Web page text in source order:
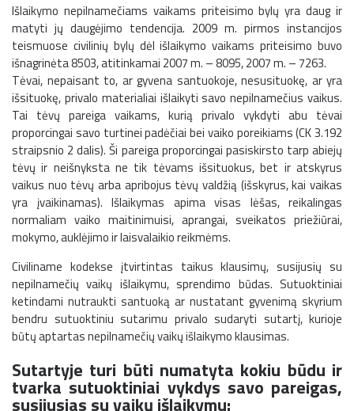
Išlaikymo nepilnamečiams vaikams priteisimo bylų yra daug ir
matyti jų daugėjimo tendencija. 2009 m. pirmos instancijos
teismuose civilinių bylų dėl išlaikymo vaikams priteisimo buvo
išnagrinėta 8503, atitinkamai 2007 m. – 8095, 2007 m. – 7263.
Tėvai, nepaisant to, ar gyvena santuokoje, nesusituokę, ar yra
išsituokę, privalo materialiai išlaikyti savo nepilnamečius vaikus.
Tai tėvų pareiga vaikams, kurią privalo vykdyti abu tėvai
proporcingai savo turtinei padėčiai bei vaiko poreikiams (CK 3.192
straipsnio 2 dalis). Ši pareiga proporcingai pasiskirsto tarp abiejų
tėvų ir neišnyksta ne tik tėvams išsituokus, bet ir atskyrus
vaikus nuo tėvų arba apribojus tėvų valdžią (išskyrus, kai vaikas
yra įvaikinamas). Išlaikymas apima visas lėšas, reikalingas
normaliam vaiko maitinimuisi, aprangai, sveikatos priežiūrai,
mokymo, auklėjimo ir laisvalaikio reikmėms.
Civiliname kodekse įtvirtintas taikus klausimų, susijusių su
nepilnamečių vaikų išlaikymu, sprendimo būdas. Sutuoktiniai
ketindami nutraukti santuoką ar nustatant gyvenimą skyrium
bendru sutuoktiniu sutarimu privalo sudaryti sutartį, kurioje
būtų aptartas nepilnamečių vaikų išlaikymo klausimas.
Sutartyje turi būti numatyta kokiu būdu ir
tvarka sutuoktiniai vykdys savo pareigas,
susijusias su vaikų išlaikymu: